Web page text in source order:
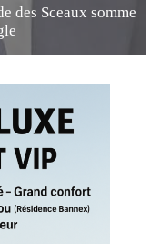
des Sceaux somme